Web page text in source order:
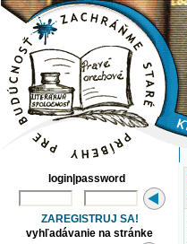
login|password
ZAREGISTRUJ SA!
vyhľadávanie na stránke